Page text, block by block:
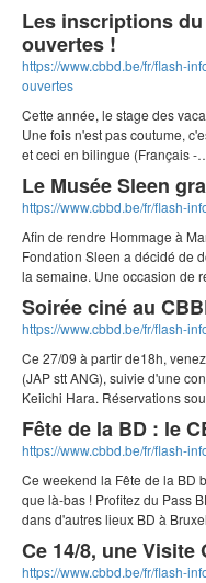
Les inscriptions
ouvertes !
https://www.cbbd.be/fr/flash-
ouvertes
Cette année, le stage des
Une fois n'est pas coutume,
et ceci en bilingue (Français -
Le Musée Sleen
https://www.cbbd.be/fr/flash-
Afin de rendre Hommage à
Fondation Sleen a décidé de
la semaine. Une occasion de
Soirée ciné au
https://www.cbbd.be/fr/flash-
Ce 27/09 à partir de18h,
(JAP stt ANG), suivie d'une
Keiichi Hara. Réservations
Fête de la BD : le
https://www.cbbd.be/fr/flash-
Ce weekend la Fête de la BD
que là-bas ! Profitez du Pass
dans d'autres lieux BD à
Ce 14/8, une Visite
https://www.cbbd.be/fr/flash-